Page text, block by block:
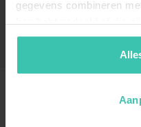
gegevens combineren
hen hebt gedeeld of die
van je gebruik van hun
jouw vakantiezoektocht